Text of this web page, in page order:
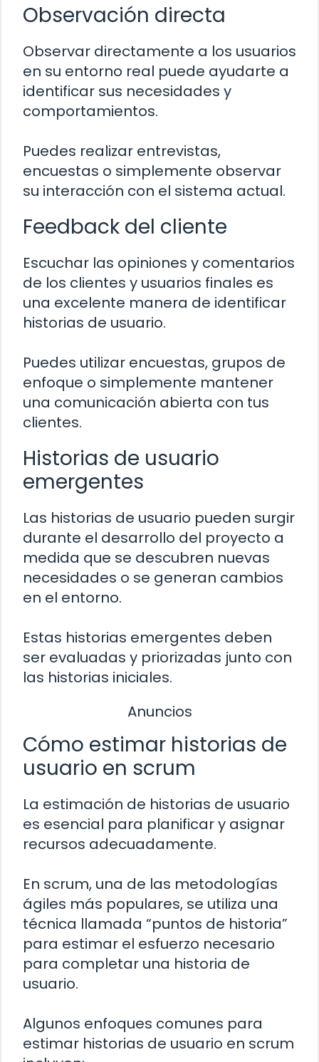
Observación directa
Observar directamente a los usuarios
en su entorno real puede ayudarte a
identificar sus necesidades y
comportamientos.
Puedes realizar entrevistas,
encuestas o simplemente observar
su interacción con el sistema actual.
Feedback del cliente
Escuchar las opiniones y comentarios
de los clientes y usuarios finales es
una excelente manera de identificar
historias de usuario.
Puedes utilizar encuestas, grupos de
enfoque o simplemente mantener
una comunicación abierta con tus
clientes.
Historias de usuario
emergentes
Las historias de usuario pueden surgir
durante el desarrollo del proyecto a
medida que se descubren nuevas
necesidades o se generan cambios
en el entorno.
Estas historias emergentes deben
ser evaluadas y priorizadas junto con
las historias iniciales.
Anuncios
Cómo estimar historias de
usuario en scrum
La estimación de historias de usuario
es esencial para planificar y asignar
recursos adecuadamente.
En scrum, una de las metodologías
ágiles más populares, se utiliza una
técnica llamada “puntos de historia”
para estimar el esfuerzo necesario
para completar una historia de
usuario.
Algunos enfoques comunes para
estimar historias de usuario en scrum